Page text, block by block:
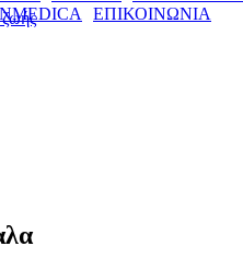
ΕΠΙΚΟΙΝΩΝΙΑ